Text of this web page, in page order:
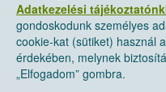
Adatkezelési
gondoskodunk személyes
cookie-kat (sütiket) használ
érdekében, melynek
„Elfogadom” gombra.